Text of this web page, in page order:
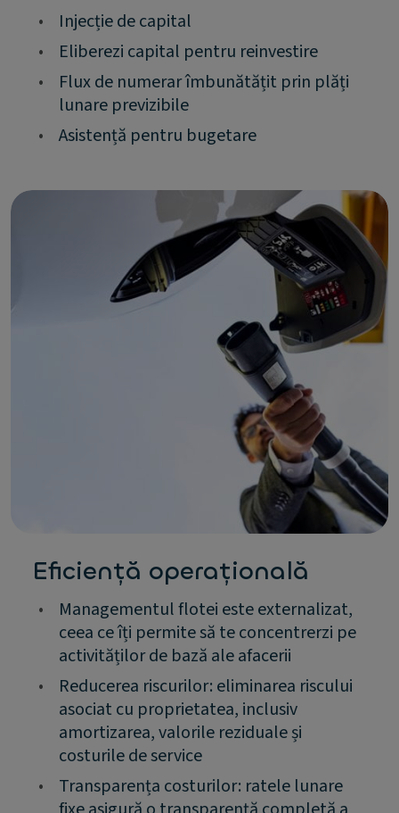
•
Injecție de capital
•
Eliberezi capital pentru reinvestire
•
Flux de numerar îmbunătățit prin plăți
lunare previzibile
•
Asistență pentru bugetare
Eficiență operațională
•
Managementul flotei este externalizat,
ceea ce îți permite să te concentrerzi pe
activităților de bază ale afacerii
•
Reducerea riscurilor: eliminarea riscului
asociat cu proprietatea, inclusiv
amortizarea, valorile reziduale și
costurile de service
•
Transparența costurilor: ratele lunare